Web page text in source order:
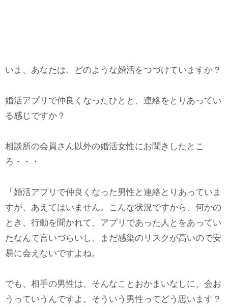
いま、あなたは、どのような婚活をつづけていますか？
婚活アプリで仲良くなったひとと、連絡をとりあってい
る感じですか？
相談所の会員さん以外の婚活女性にお聞きしたとこ
ろ・・・
「婚活アプリで仲良くなった男性と連絡とりあっていま
すが、あえてはいません。こんな状況ですから、何かの
とき、行動を聞かれて、アプリであった人とをあってい
たなんて言いづらいし、まだ感染のリスクが高いので安
易に会えないですよね。
でも、相手の男性は、そんなことおかまいなしに、会お
うっていうんですよ。そういう男性ってどう思います？